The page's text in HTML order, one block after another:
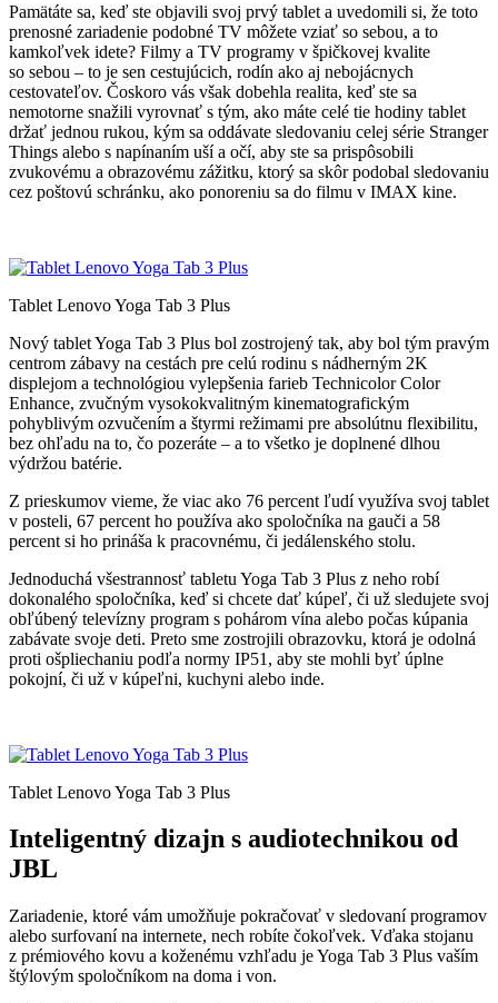
Pamätáte sa, keď ste objavili svoj prvý tablet a uvedomili si, že toto
prenosné zariadenie podobné TV môžete vziať so sebou, a to
kamkoľvek idete? Filmy a TV programy v špičkovej kvalite
so sebou – to je sen cestujúcich, rodín ako aj nebojácnych
cestovateľov. Čoskoro vás však dobehla realita, keď ste sa
nemotorne snažili vyrovnať s tým, ako máte celé tie hodiny tablet
držať jednou rukou, kým sa oddávate sledovaniu celej série Stranger
Things alebo s napínaním uší a očí, aby ste sa prispôsobili
zvukovému a obrazovému zážitku, ktorý sa skôr podobal sledovaniu
cez poštovú schránku, ako ponoreniu sa do filmu v IMAX kine.
Tablet Lenovo Yoga Tab 3 Plus
Nový tablet Yoga Tab 3 Plus bol zostrojený tak, aby bol tým pravým
centrom zábavy na cestách pre celú rodinu s nádherným 2K
displejom a technológiou vylepšenia farieb Technicolor Color
Enhance, zvučným vysokokvalitným kinematografickým
pohyblivým ozvučením a štyrmi režimami pre absolútnu flexibilitu,
bez ohľadu na to, čo pozeráte – a to všetko je doplnené dlhou
výdržou batérie.
Z prieskumov vieme, že viac ako 76 percent ľudí využíva svoj tablet
v posteli, 67 percent ho používa ako spoločníka na gauči a 58
percent si ho prináša k pracovnému, či jedálenského stolu.
Jednoduchá všestrannosť tabletu Yoga Tab 3 Plus z neho robí
dokonalého spoločníka, keď si chcete dať kúpeľ, či už sledujete svoj
obľúbený televízny program s pohárom vína alebo počas kúpania
zabávate svoje deti. Preto sme zostrojili obrazovku, ktorá je odolná
proti ošpliechaniu podľa normy IP51, aby ste mohli byť úplne
pokojní, či už v kúpeľni, kuchyni alebo inde.
Tablet Lenovo Yoga Tab 3 Plus
Inteligentný dizajn s audiotechnikou od
JBL
Zariadenie, ktoré vám umožňuje pokračovať v sledovaní programov
alebo surfovaní na internete, nech robíte čokoľvek. Vďaka stojanu
z prémiového kovu a koženému vzhľadu je Yoga Tab 3 Plus vaším
štýlovým spoločníkom na doma i von.